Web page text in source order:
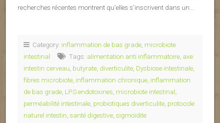
recherches récentes montrent qu’elles s’inscrivent dans un…
Category: inflammation de bas grade microbiote
intestinal
Tags: alimentation anti inflammatoire axe
intestin cerveau butyrate diverticulite Dysbiose intestinale
fibres microbiote inflammation chronique inflammation
de bas grade LPS endotoxines microbiote intestinal
perméabilité intestinale probiotiques diverticulite protocole
naturel intestin santé digestive sigmoïdite